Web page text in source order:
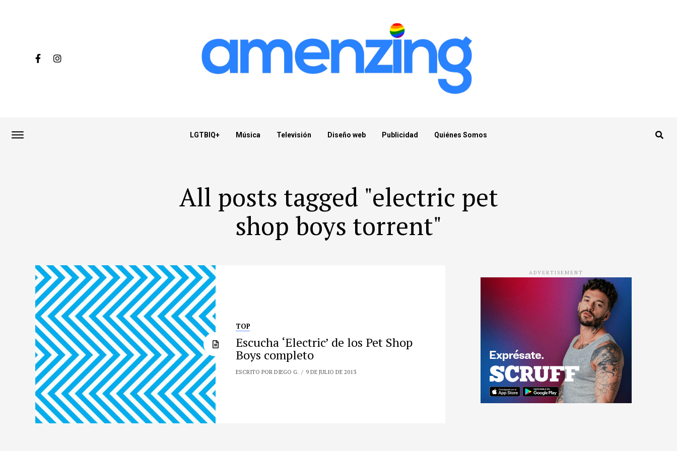
LGTBIQ+ Música Televisión Diseño web Publicidad Quiénes Somos
All posts tagged "electric pet
shop boys torrent"
TOP
Escucha ‘Electric’ de los Pet Shop
Boys completo
ESCRITO POR DIEGO G. 9 DE JULIO DE 2013
ADVERTISEMENT